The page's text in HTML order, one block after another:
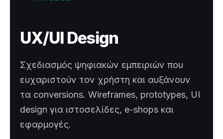
UX/UI Design
Σχεδιασμός ψηφιακών εμπειριών που
ευχαριστούν τον χρήστη και αυξάνουν
τα conversions. Wireframes, prototypes, UI
design για ιστοσελίδες, e-shops και
εφαρμογές.